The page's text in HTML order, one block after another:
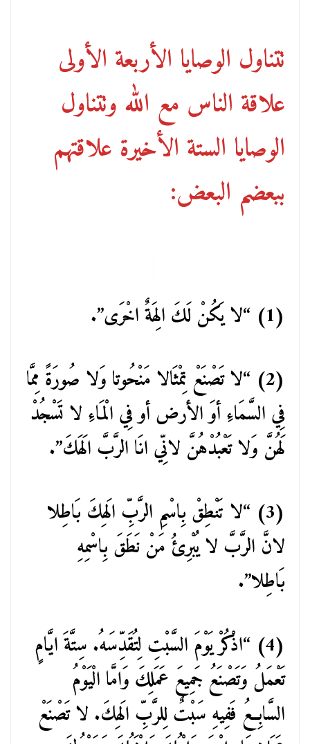
تتناول الوصايا الأربعة الأولى
علاقة الناس مع الله وتتناول
الوصايا الستة الأخيرة علاقتهم
ببعضم البعض:
(1) “لا يَكُنْ لَكَ الِهَةٌ اخْرَى”.
(2) “لا تَصْنَعْ تِمْثَالا مَنْحُوتا وَلا صُورَةً مِمَّا
فِي السَّمَاءِ أوَ الأرض أو فِي الْمَاءِ لا تَسْجُدْ
لَهُنَّ وَلا تَعْبُدْهُنَّ لانِّي انَا الرَّبَّ الَهَكَ”.
(3) “لا تَنْطِقْ بِاسْمِ الرَّبِّ الَهِكَ بَاطِلا
لانَّ الرَّبَّ لا يُبْرِئُ مَنْ نَطَقَ بِاسْمِهِ
بَاطِلا”.
(4) “اذْكُرْ يَوْمَ السَّبْتِ لِتُقَدِّسَهُ. سِتَّةَ ايَّامٍ
تَعْمَلُ وَتَصْنَعُ جَمِيعَ عَمَلِكَ وَامَّا الْيَوْمُ
السَّابِعُ فَفِيهِ سَبْتٌ لِلرَّبِّ الَهِكَ. لا تَصْنَعْ